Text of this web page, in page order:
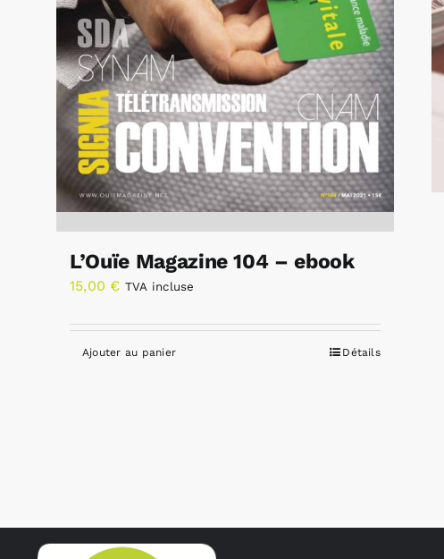
L’Ouïe Magazine 104 – ebook
15,00 € TVA incluse
Ajouter au panier Détails